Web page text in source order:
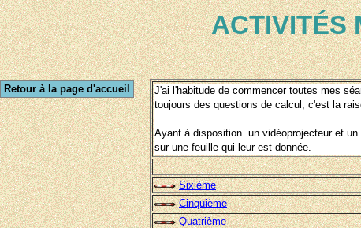
J'ai l'habitude de commencer toutes mes
toujours des questions de calcul, c'est la
Ayant à disposition un vidéoprojecteur et
sur une feuille qui leur est donnée.
Sixième
Cinquième
Quatrième
Retour à la page d'accueil
ACTIVITÉS